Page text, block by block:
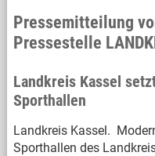
Pressemitteilung
Pressestelle
Landkreis Kassel
Sporthallen
Landkreis Kassel.
Sporthallen des